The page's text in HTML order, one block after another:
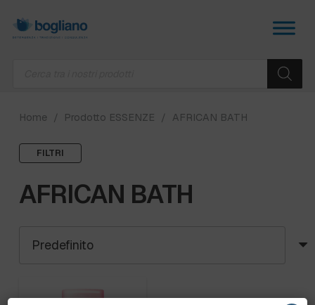
Home / Prodotto ESSENZE / AFRICAN BATH
FILTRI
AFRICAN BATH